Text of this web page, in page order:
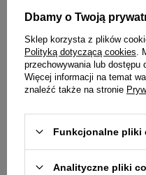
BATERIA
Orientacyjny czas
konieczności wymiany
MECHANIZM
44 mm
GRUBOŚĆ KOPERTY
Dbamy o Twoją
Sklep korzysta z plików
Polityką dotyczącą cookies .
przechowywania lub dostępu
Więcej informacji na temat
znaleźć także na stronie
Funkcjonalne pliki
Analityczne pliki